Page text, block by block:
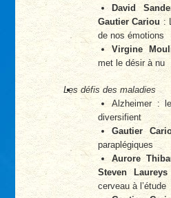
David
Gautier Cariou:
de nos émotions
Virgine
met le désir à nu
Les défis des maladies
Alzheimer :
diversifient
Gautier
paraplégiques
Aurore
Steven Laureys
cerveau à l’étude